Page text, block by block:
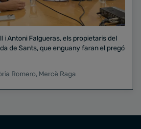
i Antoni Falgueras, els propietaris del
Romero, Mercè Raga